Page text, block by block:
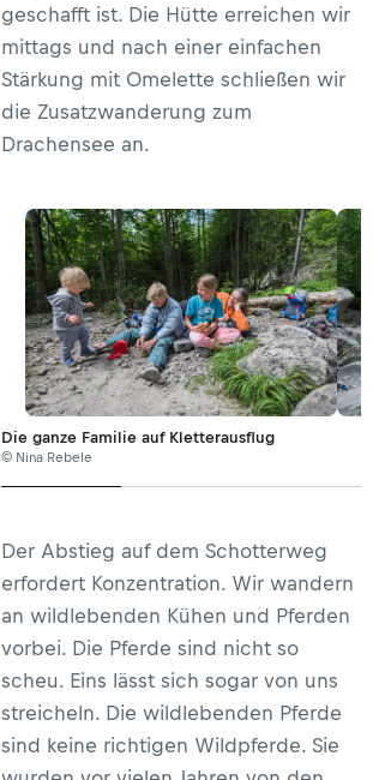
geschafft ist. Die Hütte erreichen wir
mittags und nach einer einfachen
Stärkung mit Omelette schließen wir
die Zusatzwanderung zum
Drachensee an.
Die ganze Familie auf Kletterausflug
© Nina Rebele
Der Abstieg auf dem Schotterweg
erfordert Konzentration. Wir wandern
an wildlebenden Kühen und Pferden
vorbei. Die Pferde sind nicht so
scheu. Eins lässt sich sogar von uns
streicheln. Die wildlebenden Pferde
sind keine richtigen Wildpferde. Sie